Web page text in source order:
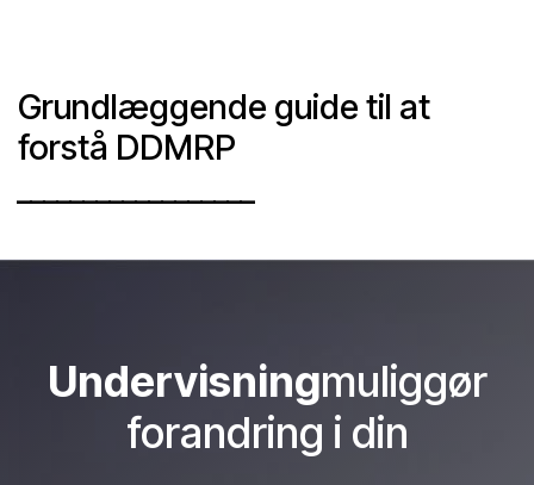
Grundlæggende guide til at
forstå DDMRP
Undervisningmuliggør
forandring i din